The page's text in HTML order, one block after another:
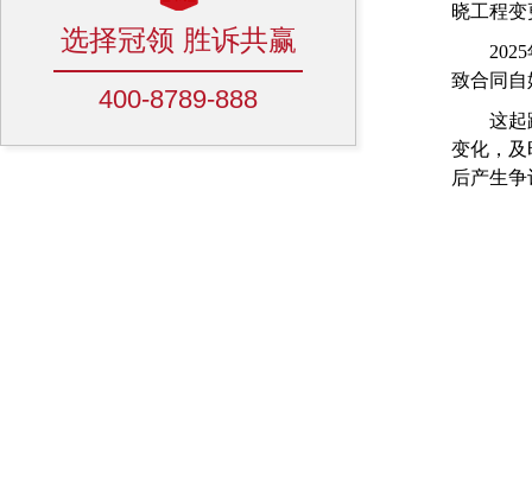
选择冠领 胜诉共赢
400-8789-888
晓工程
2025年
致合同自
这起跨
变化，及
后产生